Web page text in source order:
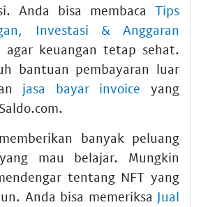
Anda bisa membaca Tips
Investasi & Anggaran
agar keuangan tetap sehat.
bantuan pembayaran luar
jasa bayar invoice yang
banyak peluang
mau belajar. Mungkin
tentang NFT yang
Anda bisa memeriksa Jual